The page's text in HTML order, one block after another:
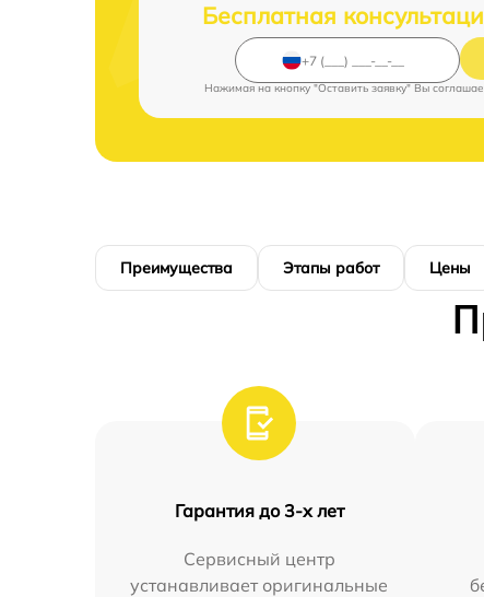
Бесплатная
Нажимая на кнопку "Оставить заявку" Вы
Преимущества Этапы работ Цены
Гарантия до 3-х лет
Сервисный центр
устанавливает оригинальные